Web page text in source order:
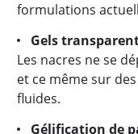
formulations
Gels
Les nacres ne se
et ce même sur
fluides.
Gélification de